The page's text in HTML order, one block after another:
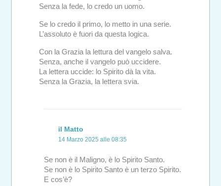
Senza la fede, lo credo un uomo.
Se lo credo il primo, lo metto in una serie.
L’assoluto è fuori da questa logica.
Con la Grazia la lettura del vangelo salva.
Senza, anche il vangelo può uccidere.
La lettera uccide: lo Spirito dà la vita.
Senza la Grazia, la lettera svia.
il Matto
14 Marzo 2025 alle 08:35
Se non è il Maligno, è lo Spirito Santo.
Se non è lo Spirito Santo è un terzo Spirito.
E cos’è?